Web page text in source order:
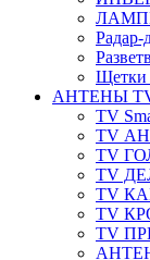
Радар-
Щетки
АНТЕНЫ
TV
TV
TV
TV
TV
TV
TV